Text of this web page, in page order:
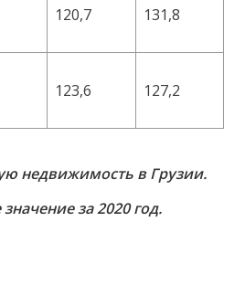
120,7 131,8
123,6 127,2
недвижимость в Грузии.
за 2020 год.